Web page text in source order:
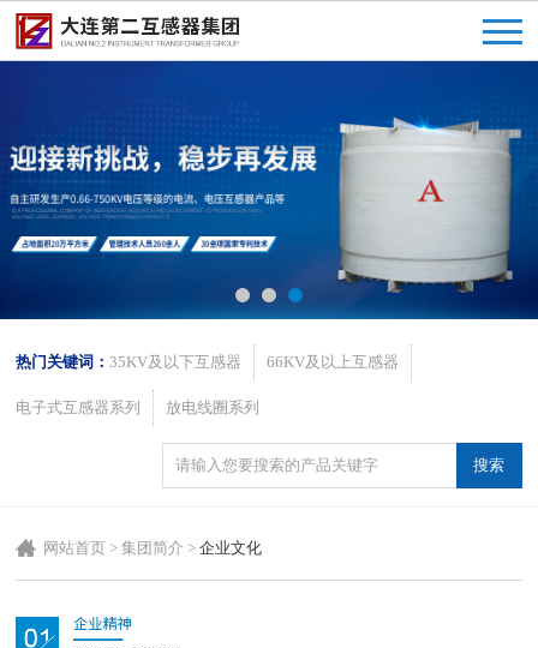
热门关键词：35KV及以下互感器 66KV及以上互感器
电子式互感器系列 放电线圈系列
网站首页 >集团简介 >企业文化